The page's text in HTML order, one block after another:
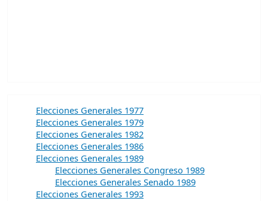
Elecciones Generales 1977
Elecciones Generales 1979
Elecciones Generales 1982
Elecciones Generales 1986
Elecciones Generales 1989
Elecciones Generales Congreso 1989
Elecciones Generales Senado 1989
Elecciones Generales 1993